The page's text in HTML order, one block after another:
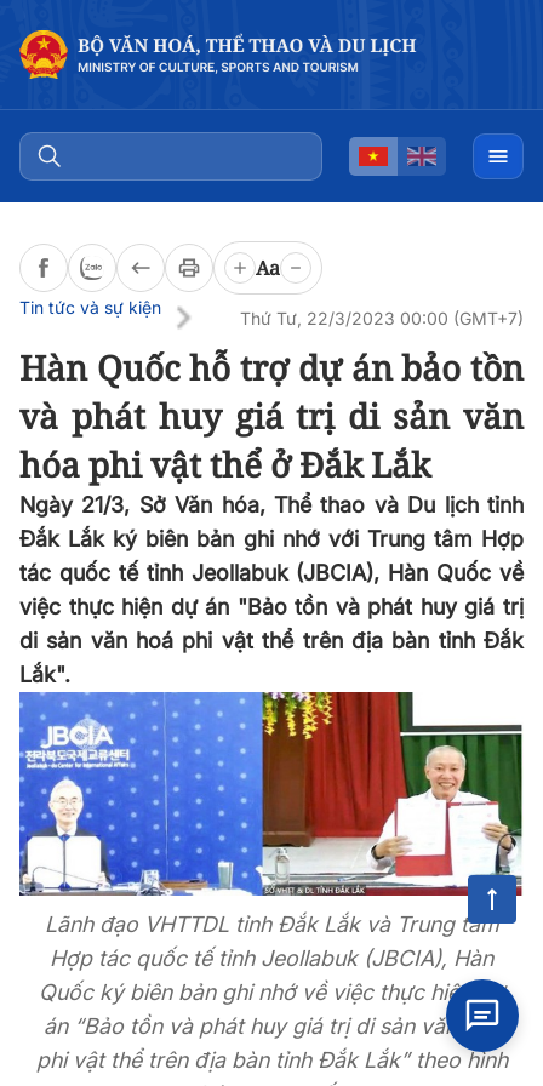
Aa
Tin tức và sự kiện
Thứ Tư, 22/3/2023 00:00 (GMT+7)
Hàn Quốc hỗ trợ dự án bảo tồn
và phát huy giá trị di sản văn
hóa phi vật thể ở Đắk Lắk
Ngày 21/3, Sở Văn hóa, Thể thao và Du lịch tỉnh
Đắk Lắk ký biên bản ghi nhớ với Trung tâm Hợp
tác quốc tế tỉnh Jeollabuk (JBCIA), Hàn Quốc về
việc thực hiện dự án "Bảo tồn và phát huy giá trị
di sản văn hoá phi vật thể trên địa bàn tỉnh Đắk
Lắk".
Lãnh đạo VHTTDL tỉnh Đắk Lắk và Trung tâm
Hợp tác quốc tế tỉnh Jeollabuk (JBCIA), Hàn
Quốc ký biên bản ghi nhớ về việc thực hiện dự
án “Bảo tồn và phát huy giá trị di sản văn hóa
phi vật thể trên địa bàn tỉnh Đắk Lắk” theo hình
Đọc bài